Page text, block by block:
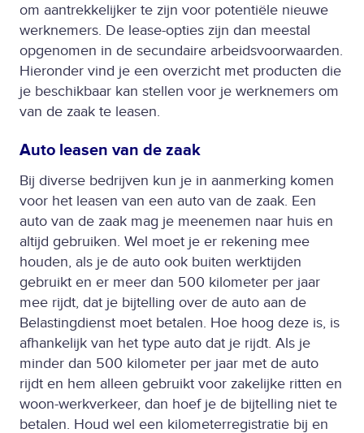
om aantrekkelijker te zijn voor potentiële nieuwe
werknemers. De lease-opties zijn dan meestal
opgenomen in de secundaire arbeidsvoorwaarden.
Hieronder vind je een overzicht met producten die
je beschikbaar kan stellen voor je werknemers om
van de zaak te leasen.
Auto leasen van de zaak
Bij diverse bedrijven kun je in aanmerking komen
voor het leasen van een auto van de zaak. Een
auto van de zaak mag je meenemen naar huis en
altijd gebruiken. Wel moet je er rekening mee
houden, als je de auto ook buiten werktijden
gebruikt en er meer dan 500 kilometer per jaar
mee rijdt, dat je bijtelling over de auto aan de
Belastingdienst moet betalen. Hoe hoog deze is, is
afhankelijk van het type auto dat je rijdt. Als je
minder dan 500 kilometer per jaar met de auto
rijdt en hem alleen gebruikt voor zakelijke ritten en
woon-werkverkeer, dan hoef je de bijtelling niet te
betalen. Houd wel een kilometerregistratie bij en